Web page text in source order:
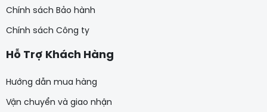
Chính sách Bảo hành
Chính sách Công ty
Hỗ Trợ Khách Hàng
Hướng dẫn mua hàng
Vận chuyển và giao nhận